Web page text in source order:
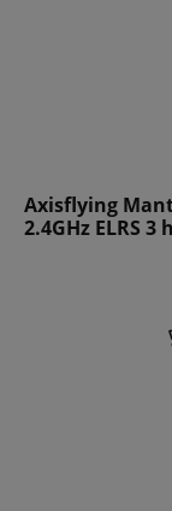
Axisflying
2.4GHz ELRS 3